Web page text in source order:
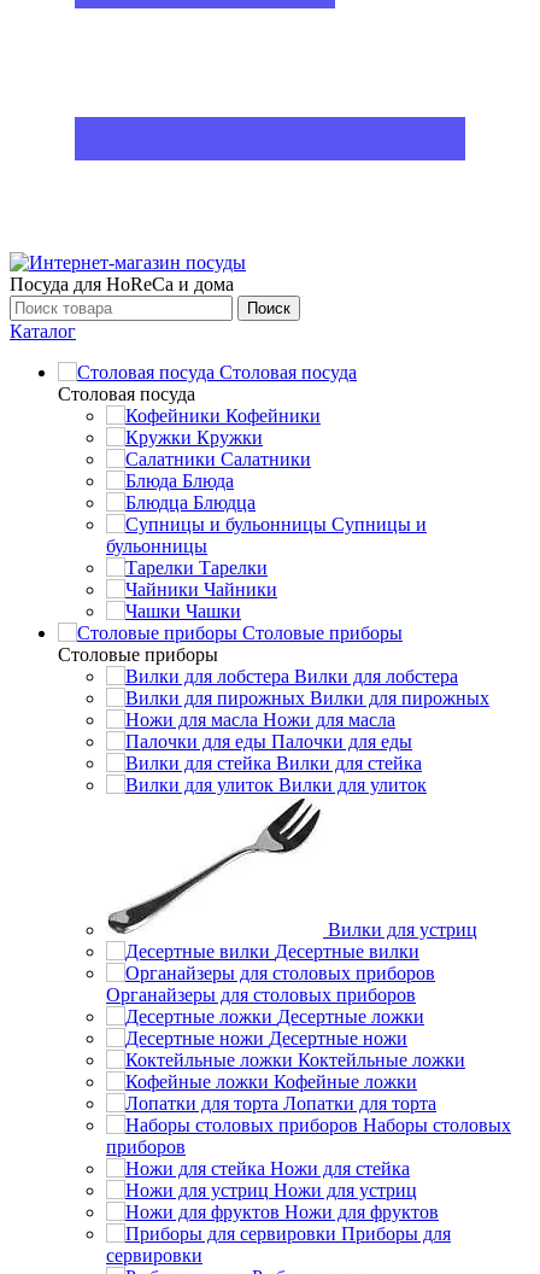
Посуда для HoReCa и дома
Поиск
Каталог
Столовая посуда
Столовая посуда
Кофейники
Кружки
Салатники
Блюда
Блюдца
Супницы и
бульонницы
Тарелки
Чайники
Чашки
Cтоловые приборы
Cтоловые приборы
Вилки для лобстера
Вилки для пирожных
Ножи для масла
Палочки для еды
Вилки для стейка
Вилки для улиток
Вилки для устриц
Десертные вилки
Органайзеры для столовых приборов
Десертные ложки
Десертные ножи
Коктейльные ложки
Кофейные ложки
Лопатки для торта
Наборы столовых
приборов
Ножи для стейка
Ножи для устриц
Ножи для фруктов
Приборы для
сервировки